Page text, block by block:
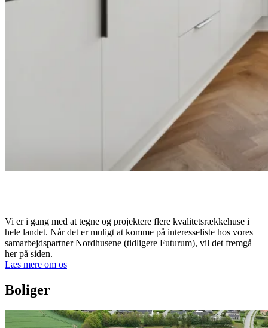
Vi er i gang med at tegne og projektere flere kvalitets­rækkehuse i
hele landet. Når det er muligt at komme på interesse­liste hos vores
samarbejdspartner Nordhusene (tidligere Futurum), vil det fremgå
her på siden.
Læs mere om os
Boliger